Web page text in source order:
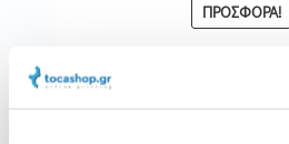
ΠΡΟΣΦΟΡΆ!
was: